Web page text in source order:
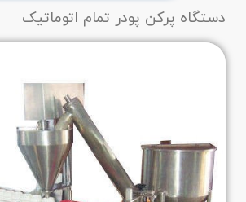
دستگاه پرکن پودر تمام اتوماتیک